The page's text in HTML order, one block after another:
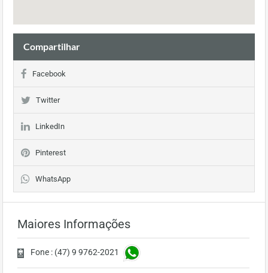
Compartilhar
Facebook
Twitter
LinkedIn
Pinterest
WhatsApp
Maiores Informações
Fone : (47) 9 9762-2021